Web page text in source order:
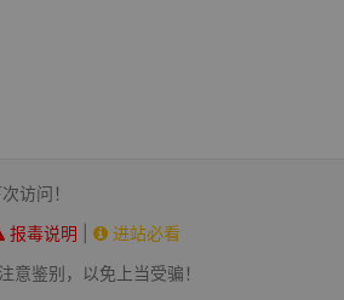
访问！
报毒说明
进站必看
意鉴别，以免上当受骗！